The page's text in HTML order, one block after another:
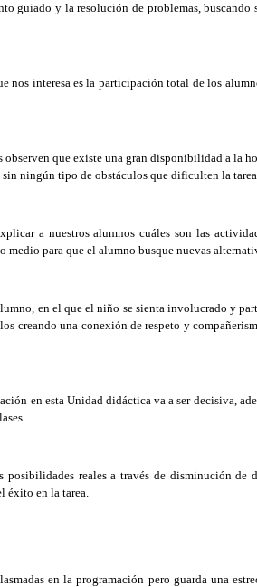
guiado y la resolución de problemas,
interesa es la participación total de los
que existe una gran disponibilidad a la
ningún tipo de obstáculos que dificulten la
a nuestros alumnos cuáles son las
para que el alumno busque nuevas
en el que el niño se sienta involucrado y
creando una conexión de respeto y
en esta Unidad didáctica va a ser decisiva,
reales a través de disminución de
éxito en la tarea.
en la programación pero guarda una